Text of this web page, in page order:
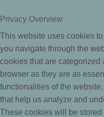
Privacy Overview
This website uses cookies
you navigate through the
cookies that are categorized
browser as they are as
functionalities of the
that help us analyze and
These cookies will be